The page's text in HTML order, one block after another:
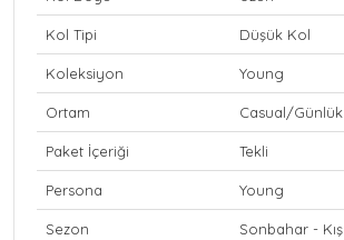
Kol Tipi Düşük Kol
Koleksiyon Young
Ortam Casual/Günlük
Paket İçeriği Tekli
Persona Young
Sezon Sonbahar - Kış